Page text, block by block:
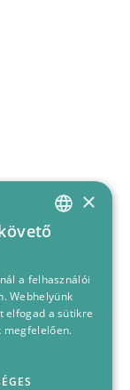
HUNGARIAN
×
a felhasználói
Webhelyünk
elfogad a sütikre
megfelelően.